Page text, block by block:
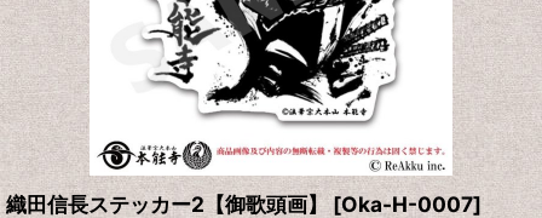
織田信長ステッカー2【御歌頭画】 [Oka-H-0007]